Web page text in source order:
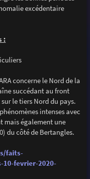
excédentaire
:
concerne le Nord de la
succédant au front
le tiers Nord du pays.
intenses avec
mais également une
du côté de Bertangles.
faits-
fevrier-2020-